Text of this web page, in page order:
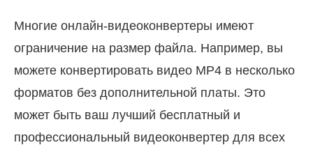
Многие онлайн-видеоконвертеры имеют
ограничение на размер файла. Например, вы
можете конвертировать видео MP4 в несколько
форматов без дополнительной платы. Это
может быть ваш лучший бесплатный и
профессиональный видеоконвертер для всех